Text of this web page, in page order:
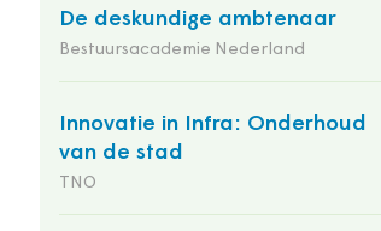
De deskundige ambtenaar
Bestuursacademie Nederland
Innovatie in Infra: Onderhoud
van de stad
TNO